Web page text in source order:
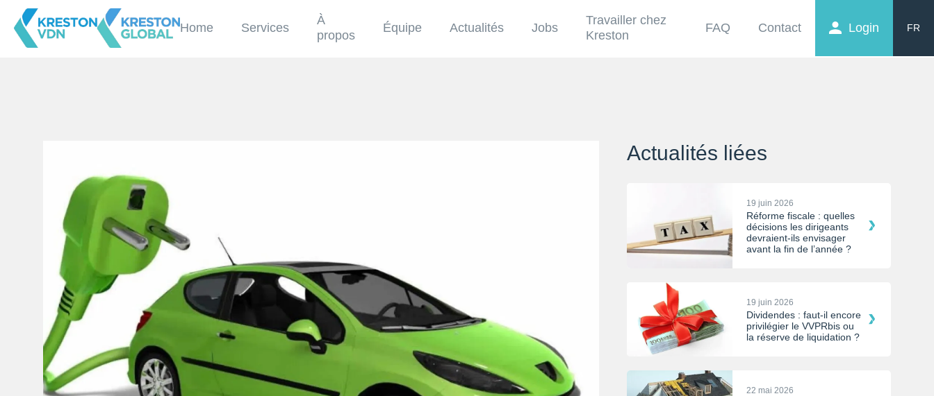
Home Services
À
propos
Équipe Actualités Jobs
Travailler chez
Kreston
FAQ Contact Login
FR
Actualités liées
19 juin 2026
Réforme fiscale : quelles
décisions les dirigeants
devraient-ils envisager
avant la fin de l’année ?
19 juin 2026
Dividendes : faut-il encore
privilégier le VVPRbis ou
la réserve de liquidation ?
22 mai 2026